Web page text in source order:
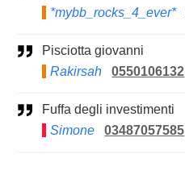
*mybb_rocks_4_ever*
Pisciotta giovanni
Rakirsah
0550106132
Fuffa degli investimenti
Simone
03487057585